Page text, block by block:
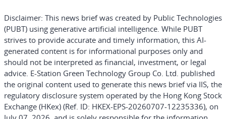
Disclaimer: This news brief was created by Public Technologies
(PUBT) using generative artificial intelligence. While PUBT
strives to provide accurate and timely information, this AI-
generated content is for informational purposes only and
should not be interpreted as financial, investment, or legal
advice. E-Station Green Technology Group Co. Ltd. published
the original content used to generate this news brief via IIS, the
regulatory disclosure system operated by the Hong Kong Stock
Exchange (HKex) (Ref. ID: HKEX-EPS-20260707-12235336), on